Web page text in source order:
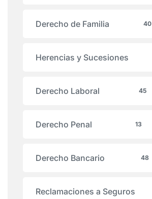
Derecho de Familia 40
Herencias y Sucesiones
Derecho Laboral 45
Derecho Penal 13
Derecho Bancario 48
Reclamaciones a Seguros